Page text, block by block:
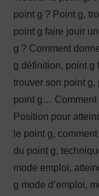
point g ? Point g,
point g faire jouir
g ? Comment
g définition, point g
trouver son point g,
point g… Comment
Position pour
le point g,
du point g,
mode emploi,
g mode d’emploi,